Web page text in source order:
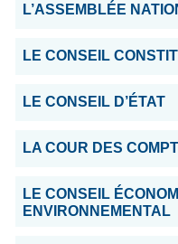
L’ASSEMBLÉE
LE CONSEIL
LE CONSEIL D’ÉTAT
LA COUR DES
LE CONSEIL
ENVIRONNEMENTAL